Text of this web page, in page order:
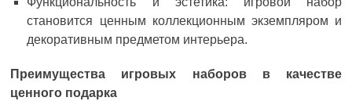
становится ценным коллекционным экземпляром и
декоративным предметом интерьера.
Преимущества игровых наборов в качестве
ценного подарка